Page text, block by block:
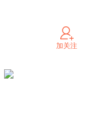
加关注